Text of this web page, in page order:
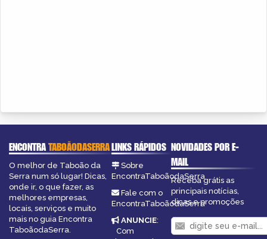
ENCONTRATABOÃODASERRA
O melhor de Taboão da
Serra num só lugar! Dicas,
onde ir, o que fazer, as
melhores empresas,
locais, serviços e muito
mais no guia Encontra
TaboãodaSerra.
LINKS RÁPIDOS
Sobre
EncontraTaboãodaSerra
Fale com o
EncontraTaboãodaSerra
ANUNCIE:
Com
NOVIDADES POR E-
MAIL
Receba grátis as
principais notícias,
dicas e promoções